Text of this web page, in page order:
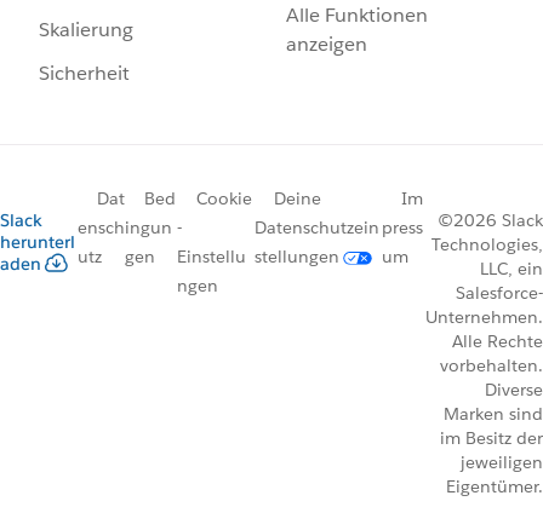
Skalierung
Sicherheit
Alle Funktionen
anzeigen
Slack
herunterl
aden
Dat
ensch
utz
Bed
ingun
gen
Cookie
-
Einstellu
ngen
Deine
Datenschutzein
stellungen
Im
press
um
©2026 Slack
Technologies,
LLC, ein
Salesforce-
Unternehmen.
Alle Rechte
vorbehalten.
Diverse
Marken sind
im Besitz der
jeweiligen
Eigentümer.